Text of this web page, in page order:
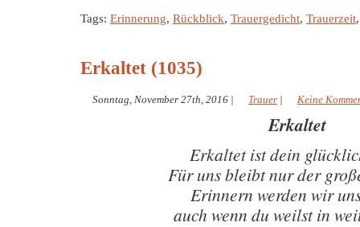
Tags: Erinnerung, Rückblick, Trauergedicht, Trauerzeit
Erkaltet (1035)
Sonntag, November 27th, 2016 | Trauer | Keine
Erkaltet
Erkaltet ist dein
Für uns bleibt nur der
Erinnern werden wir
auch wenn du weilst in